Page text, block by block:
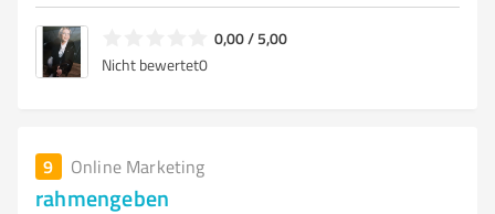
0,00 / 5,00
Nicht bewertet0
9 Online Marketing
rahmengeben